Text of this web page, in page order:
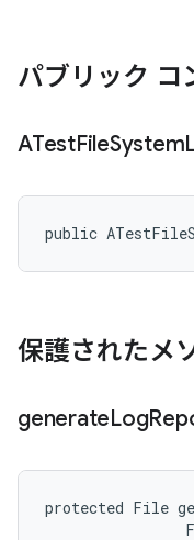
パブリック コ
ATestFileSystem
public
保護されたメ
generateLog
protected File